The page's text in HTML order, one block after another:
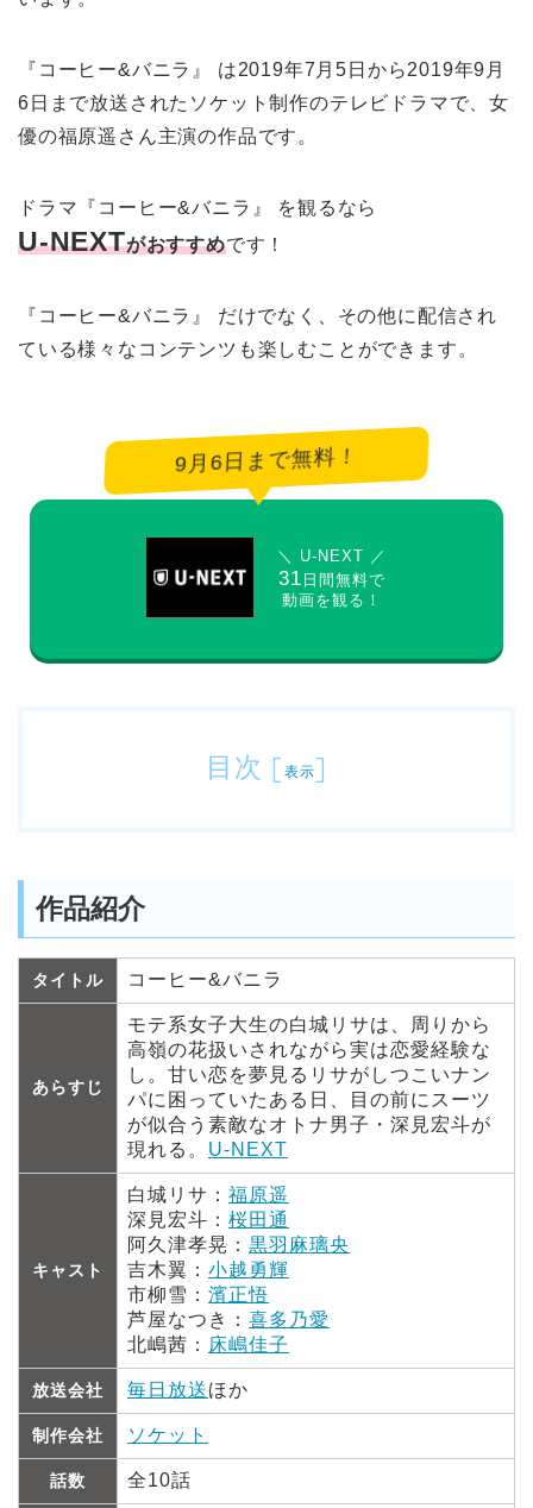
『コーヒー&バニラ』 は2019年7月5日から2019年9月
6日まで放送されたソケット制作のテレビドラマで、女
優の福原遥さん主演の作品です。
ドラマ『コーヒー&バニラ』 を観るなら
U-NEXTがおすすめです！
『コーヒー&バニラ』 だけでなく、その他に配信され
ている様々なコンテンツも楽しむことができます。
9月6日まで無料！
＼ U-NEXT ／
31 日間無料で
動画を観る！
目次 [ 表示]
作品紹介
タイトル コーヒー&バニラ
あらすじ
モテ系女子大生の白城リサは、周りから
高嶺の花扱いされながら実は恋愛経験な
し。甘い恋を夢見るリサがしつこいナン
パに困っていたある日、目の前にスーツ
が似合う素敵なオトナ男子・深見宏斗が
現れる。 U-NEXT
キャスト
白城リサ： 福原遥
深見宏斗： 桜田通
阿久津孝晃： 黒羽麻璃央
吉木翼： 小越勇輝
市柳雪： 濱正悟
芦屋なつき： 喜多乃愛
北嶋茜： 床嶋佳子
放送会社 毎日放送ほか
制作会社 ソケット
話数 全10話